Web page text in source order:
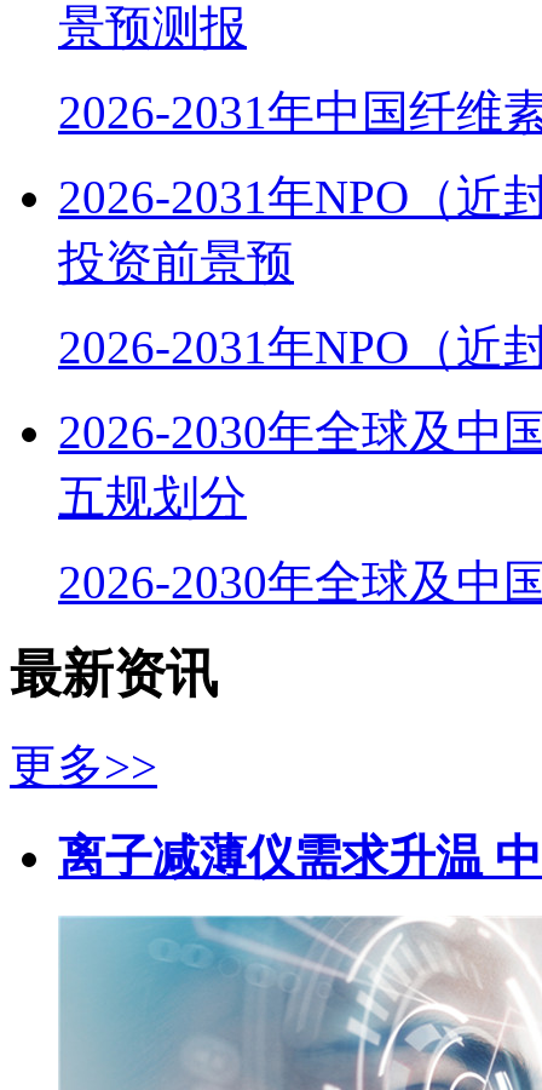
景预测报
2026-2031年中国纤维
2026-2031年NPO（近
投资前景预
2026-2031年NPO（近
2026-2030年全球及中
五规划分
2026-2030年全球及中
最新资讯
更多>>
离子减薄仪需求升温